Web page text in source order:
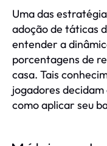
Uma das
adoção de táticas
entender a
porcentagens de
casa. Tais
jogadores
como aplicar seu